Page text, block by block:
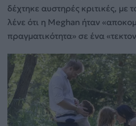
δέχτηκε αυστηρές κριτικές, με
λένε ότι η Meghan ήταν
πραγματικότητα» σε ένα